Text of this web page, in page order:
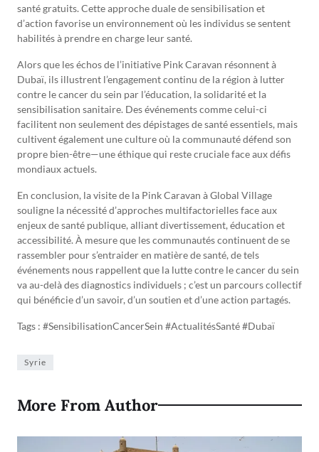
santé gratuits. Cette approche duale de sensibilisation et
d’action favorise un environnement où les individus se sentent
habilités à prendre en charge leur santé.
Alors que les échos de l’initiative Pink Caravan résonnent à
Dubaï, ils illustrent l’engagement continu de la région à lutter
contre le cancer du sein par l’éducation, la solidarité et la
sensibilisation sanitaire. Des événements comme celui-ci
facilitent non seulement des dépistages de santé essentiels, mais
cultivent également une culture où la communauté défend son
propre bien-être—une éthique qui reste cruciale face aux défis
mondiaux actuels.
En conclusion, la visite de la Pink Caravan à Global Village
souligne la nécessité d’approches multifactorielles face aux
enjeux de santé publique, alliant divertissement, éducation et
accessibilité. À mesure que les communautés continuent de se
rassembler pour s’entraider en matière de santé, de tels
événements nous rappellent que la lutte contre le cancer du sein
va au-delà des diagnostics individuels ; c’est un parcours collectif
qui bénéficie d’un savoir, d’un soutien et d’une action partagés.
Tags : #SensibilisationCancerSein #ActualitésSanté #Dubaï
Syrie
More From Author